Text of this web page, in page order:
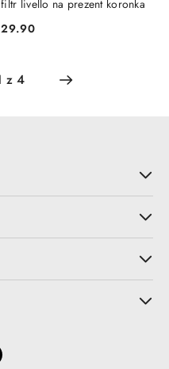
filtr livello na prezent koronka
Cena:
29.90